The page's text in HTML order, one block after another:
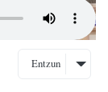
Entzun